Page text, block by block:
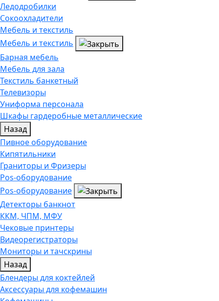
Ледодробилки
Сокоохладители
Мебель и текстиль
Мебель и текстиль
Барная мебель
Мебель для зала
Текстиль банкетный
Телевизоры
Униформа персонала
Шкафы гардеробные металлические
Назад
Пивное оборудование
Кипятильники
Граниторы и Фризеры
Pos-оборудование
Pos-оборудование
Детекторы банкнот
ККМ, ЧПМ, МФУ
Чековые принтеры
Видеорегистраторы
Мониторы и тачскрины
Назад
Блендеры для коктейлей
Аксессуары для кофемашин